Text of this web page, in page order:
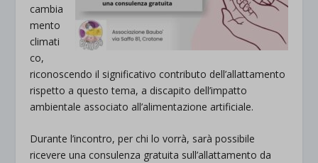
cambia
mento
climati
co,
riconoscendo il significativo contributo dell’allattamento
rispetto a questo tema, a discapito dell’impatto
ambientale associato all’alimentazione artificiale.
Durante l’incontro, per chi lo vorrà, sarà possibile
ricevere una consulenza gratuita sull’allattamento da